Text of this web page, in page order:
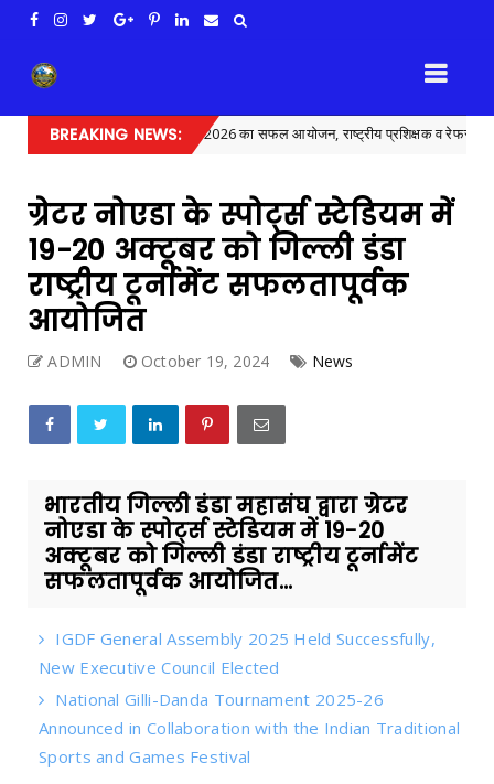
BREAKING NEWS:
गिल्ली-डंडा कार्यशाला 2026 का सफल आयोजन, राष्ट्रीय प्रशिक्षक व रेफरी सूची जारी
ग्रेटर नोएडा के स्पोर्ट्स स्टेडियम में
19-20 अक्टूबर को गिल्ली डंडा
राष्ट्रीय टूर्नामेंट सफलतापूर्वक
आयोजित
ADMIN October 19, 2024 News
भारतीय गिल्ली डंडा महासंघ द्वारा ग्रेटर
नोएडा के स्पोर्ट्स स्टेडियम में 19-20
अक्टूबर को गिल्ली डंडा राष्ट्रीय टूर्नामेंट
सफलतापूर्वक आयोजित...
IGDF General Assembly 2025 Held Successfully,
New Executive Council Elected
National Gilli-Danda Tournament 2025-26
Announced in Collaboration with the Indian Traditional
Sports and Games Festival